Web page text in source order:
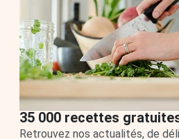
35 000 recettes
Retrouvez nos actualités, de